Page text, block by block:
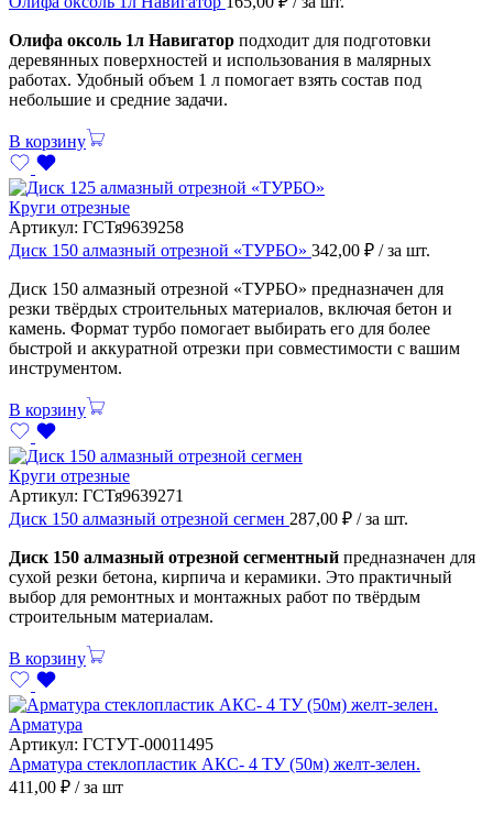
Олифа оксоль 1л Навигатор подходит для подготовки
деревянных поверхностей и использования в малярных
работах. Удобный объем 1 л помогает взять состав под
небольшие и средние задачи.
В корзину
Круги отрезные
Артикул: ГСТя9639258
Диск 150 алмазный отрезной «ТУРБО» 342,00 ₽ / за шт.
Диск 150 алмазный отрезной «ТУРБО» предназначен для
резки твёрдых строительных материалов, включая бетон и
камень. Формат турбо помогает выбирать его для более
быстрой и аккуратной отрезки при совместимости с вашим
инструментом.
В корзину
Круги отрезные
Артикул: ГСТя9639271
Диск 150 алмазный отрезной сегмен 287,00 ₽ / за шт.
Диск 150 алмазный отрезной сегментный предназначен для
сухой резки бетона, кирпича и керамики. Это практичный
выбор для ремонтных и монтажных работ по твёрдым
строительным материалам.
В корзину
Арматура
Артикул: ГСТУТ-00011495
Арматура стеклопластик АКС- 4 ТУ (50м) желт-зелен.
411,00 ₽ / за шт